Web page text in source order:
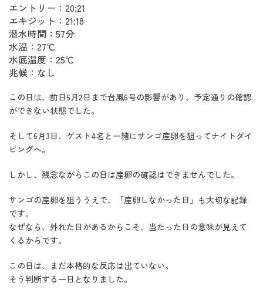
エントリー：20:21
エキジット：21:18
潜水時間：57分
水温：27℃
水底温度：25℃
兆候：なし
この日は、前日6月2日まで台風6号の影響があり、予定通りの確認
ができない状態でした。
そして6月3日、ゲスト4名と一緒にサンゴ産卵を狙ってナイトダイ
ビングへ。
しかし、残念ながらこの日は産卵の確認はできませんでした。
サンゴの産卵を狙ううえで、「産卵しなかった日」も大切な記録
です。
なぜなら、外れた日があるからこそ、当たった日の意味が見えて
くるからです。
この日は、まだ本格的な反応は出ていない。
そう判断する一日となりました。